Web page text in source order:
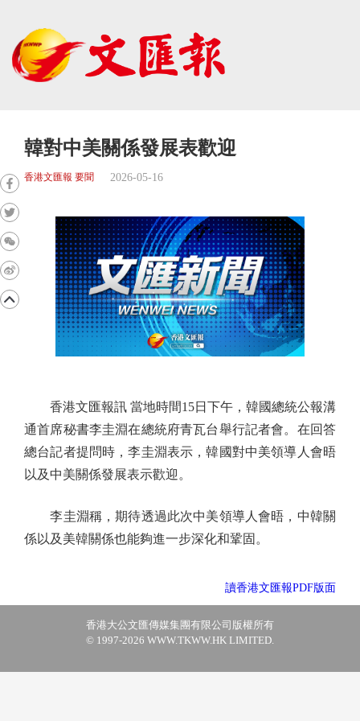
韓對中美關係發展表歡迎
香港文匯報 要聞 2026-05-16
香港文匯報訊 當地時間15日下午，韓國總統公報溝
通首席秘書李圭淵在總統府青瓦台舉行記者會。在回答
總台記者提問時，李圭淵表示，韓國對中美領導人會晤
以及中美關係發展表示歡迎。
李圭淵稱，期待透過此次中美領導人會晤，中韓關
係以及美韓關係也能夠進一步深化和鞏固。
讀香港文匯報PDF版面
香港大公文匯傳媒集團有限公司版權所有
© 1997-2026 WWW.TKWW.HK LIMITED.